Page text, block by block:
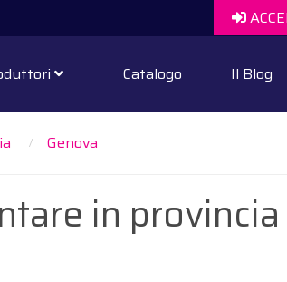
Catalogo Il Blog
Genova
in